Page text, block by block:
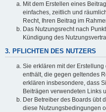
Mit dem Erstellen eines
einfaches, zeitlich und
Recht, Ihren Beitrag im
Das Nutzungsrecht nach
Kündigung des
3. PFLICHTEN DES NUTZERS
Sie erklären mit der
enthält, die gegen geltendes
erklären insbesondere, dass
Beiträgen verwendeten Links
Der Betreiber des Boards übt
diese Nutzungsbedingungen